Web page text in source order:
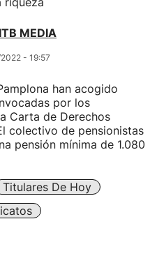
MEDIA
- 19:57
han acogido
por los
Carta de Derechos
colectivo de pensionistas
pensión mínima de 1.080
Titulares De Hoy